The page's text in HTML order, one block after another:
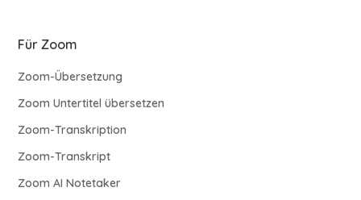
Für Zoom
Zoom-Übersetzung
Zoom Untertitel übersetzen
Zoom-Transkription
Zoom-Transkript
Zoom AI Notetaker